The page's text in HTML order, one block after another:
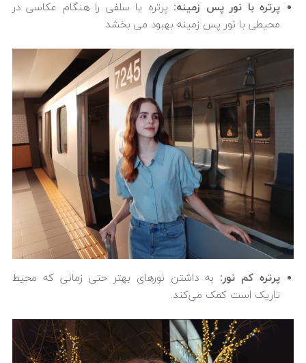
پرتره با نور پس زمینه: پرتره یا سلفی را هنگام عکاسی در
محیطی با نور پس زمینه بهبود می بخشد.
پرتره کم نور: به داشتن نورهای بهتر حتی زمانی که محیط
تاریک است کمک می‌کند.